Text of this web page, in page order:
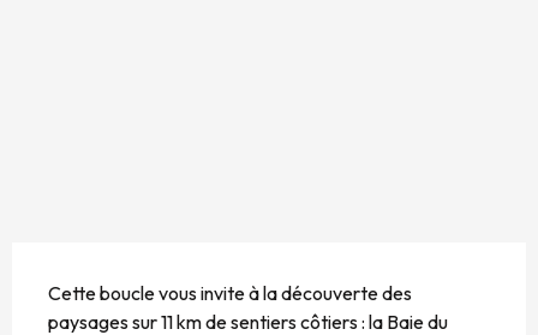
Cette boucle vous invite à la découverte des
paysages sur 11 km de sentiers côtiers : la Baie du